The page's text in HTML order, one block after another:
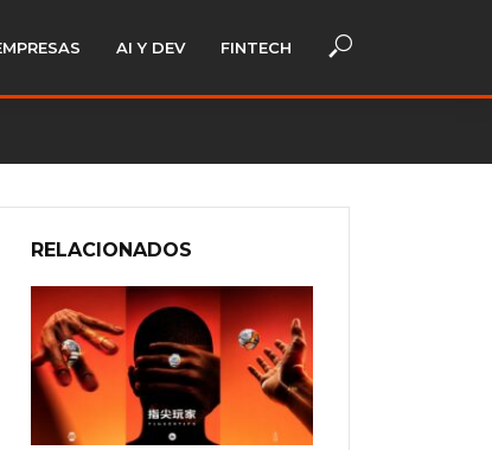
AI Y DEV FINTECH
RELACIONADOS